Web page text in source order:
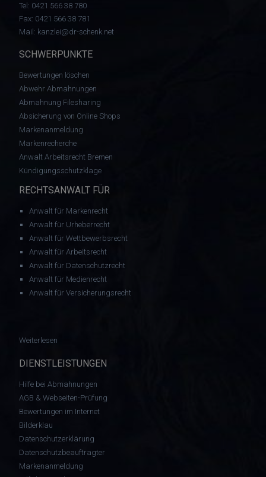
Tel: 0421 566 38 780
Fax: 0421 566 38 781
Mail: kanzlei@dr-schenk.net
SCHWERPUNKTE
Bewertungen löschen
Abwehr Abmahnungen
Abmahnung Filesharing
Absicherung von Online Shops
Markenanmeldung
Markenrecherche
Anwalt Arbeitsrecht Bremen
Kündigungsschutzklage
RECHTSANWALT FÜR
Anwalt für Markenrecht
Anwalt für Urheberrecht
Anwalt für Wettbewerbsrecht
Anwalt für Arbeitsrecht
Anwalt für Datenschutzrecht
Anwalt für Medienrecht
Anwalt für Versicherungsrecht
Weiterlesen
DIENSTLEISTUNGEN
Hilfe bei Abmahnungen
AGB & Webseiten-Prüfung
Bewertungen im Internet
Bilderklau
Datenschutzerklärung
Datenschutzbeauftragter
Markenanmeldung